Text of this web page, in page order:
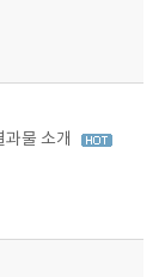
물 소개